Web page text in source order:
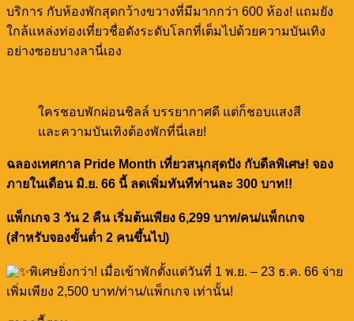
บริการ กับห้องพักสุดกว้างขวางที่มีมากกว่า 600 ห้อง! แถมยัง
ใกล้แหล่งท่องเที่ยวชื่อดังระดับโลกที่เต็มไปด้วยความบันเทิง
อย่างซอยบางลานี่เอง
ใครชอบพักผ่อนชิลล์ บรรยากาศดี แต่ก็ชอบแสงสี
และความบันเทิงต้องพักที่นี่เลย!
ฉลองเทศกาล Pride Month เที่ยวสนุกสุดปัง กับดีลพิเศษ! จอง
ภายในเดือน มิ.ย. 66 นี้ ลดเพิ่มทันทีท่านละ 300 บาท!!
แพ็กเกจ 3 วัน 2 คืน เริ่มต้นเพียง 6,299 บาท/คน/แพ็กเกจ
(สำหรับจองขั้นต่ำ 2 คนขึ้นไป)
พิเศษยิ่งกว่า! เมื่อเข้าพักตั้งแต่วันที่ 1 พ.ย. – 23 ธ.ค. 66 จ่าย
เพิ่มเพียง 2,500 บาท/ท่าน/แพ็กเกจ เท่านั้น!